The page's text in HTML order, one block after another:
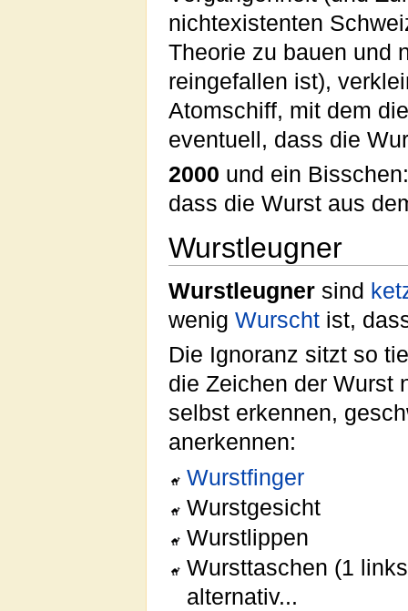
nichtexistenten
Theorie zu bauen und
reingefallen ist),
Atomschiff, mit dem
eventuell, dass die
2000 und ein
dass die Wurst aus
Wurstleugner
Wurstleugner sind
wenig Wurscht ist,
Die Ignoranz sitzt so
die Zeichen der Wurst
selbst erkennen,
anerkennen:
Wurstfinger
Wurstgesicht
Wurstlippen
Wursttaschen (1
alternativ...